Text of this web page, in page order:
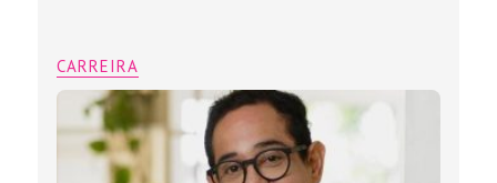
CARREIRA